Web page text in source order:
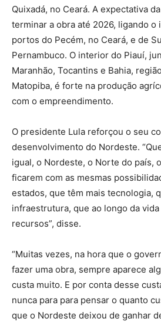
Quixadá, no Ceará. A expectativa
terminar a obra até 2026, ligando o
portos do Pecém, no Ceará, e de
Pernambuco. O interior do Piauí,
Maranhão, Tocantins e Bahia,
Matopiba, é forte na produção
com o empreendimento.
O presidente Lula reforçou o seu
desenvolvimento do Nordeste.
igual, o Nordeste, o Norte do país,
ficarem com as mesmas
estados, que têm mais tecnologia,
infraestrutura, que ao longo da
recursos”, disse.
“Muitas vezes, na hora que o
fazer uma obra, sempre aparece
custa muito. E por conta desse
nunca para para pensar o quanto
que o Nordeste deixou de ganhar